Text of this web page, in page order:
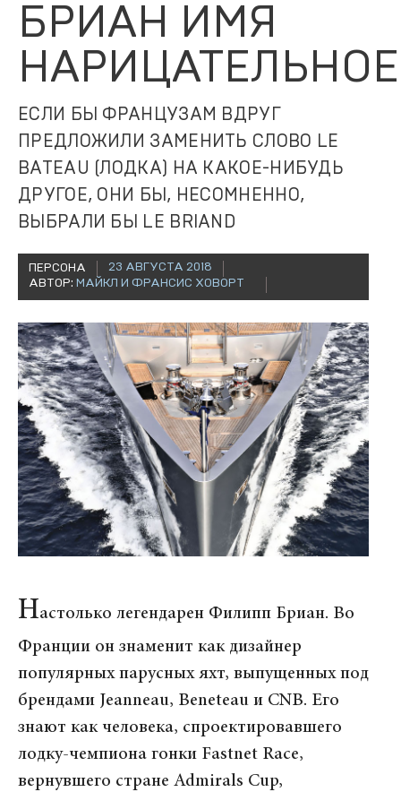
БРИАН ИМЯ
НАРИЦАТЕЛЬНОЕ
ЕСЛИ БЫ ФРАНЦУЗАМ ВДРУГ
ПРЕДЛОЖИЛИ ЗАМЕНИТЬ СЛОВО LE
BATEAU (ЛОДКА) НА КАКОЕ-НИБУДЬ
ДРУГОЕ, ОНИ БЫ, НЕСОМНЕННО,
ВЫБРАЛИ БЫ LE BRIAND
ПЕРСОНА
23 АВГУСТА 2018
АВТОР: МАЙКЛ И ФРАНСИС ХОВОРТ
Настолько легендарен Филипп Бриан. Во
Франции он знаменит как дизайнер
популярных парусных яхт, выпущенных под
брендами Jeanneau, Beneteau и CNB. Его
знают как человека, спроектировавшего
лодку-чемпиона гонки Fastnet Race,
вернувшего стране Admirals Cup,